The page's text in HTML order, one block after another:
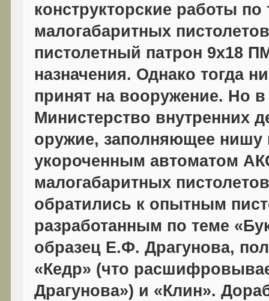
конструкторские работы по
малогабаритных
пистолетный патрон 9x18
назначения. Однако тогда
принят на вооружение. Но в
Министерство внутренних
оружие, заполняющее
укороченным автоматом
малогабаритных
обратились к опытным
разработанным по теме
образец Е.Ф. Драгунова,
«Кедр» (что
Драгунова») и «Клин».